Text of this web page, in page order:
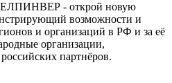
- открой новую
возможности и
и организаций в РФ и за её
организации,
партнёров.